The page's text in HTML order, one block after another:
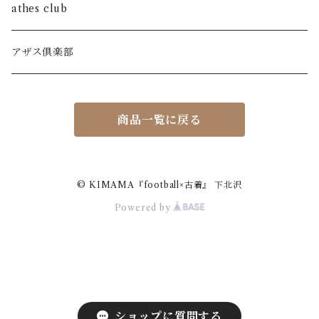
ショップに質問する
leather jacket
blouson jacket
accessory
athes club
アザス倶楽部
商品一覧に戻る
© KIMAMA『football×古着』 下北沢
Powered by